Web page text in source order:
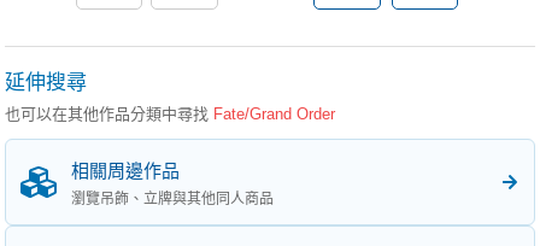
延伸搜尋
也可以在其他作品分類中尋找 Fate/Grand Order
相關周邊作品
瀏覽吊飾、立牌與其他同人商品